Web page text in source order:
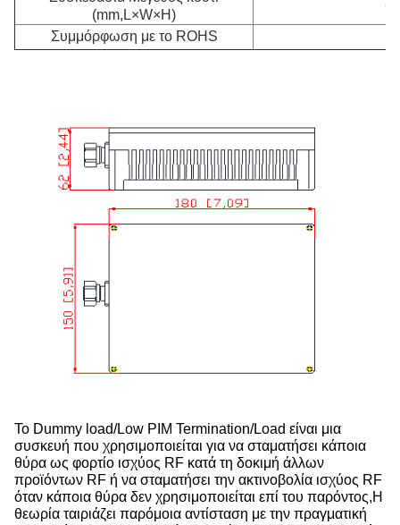
(mm,L×W×H)
Συμμόρφωση με το ROHS
Το Dummy load/Low PIM Termination/Load είναι μια
συσκευή που χρησιμοποιείται για να σταματήσει κάποια
θύρα ως φορτίο ισχύος RF κατά τη δοκιμή άλλων
προϊόντων RF ή να σταματήσει την ακτινοβολία ισχύος RF
όταν κάποια θύρα δεν χρησιμοποιείται επί του παρόντος,Η
θεωρία ταιριάζει παρόμοια αντίσταση με την πραγματική